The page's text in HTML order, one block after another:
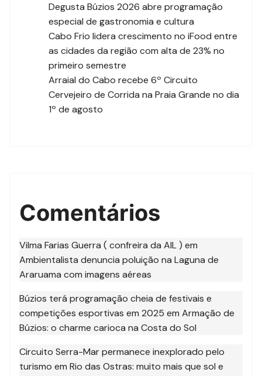
Degusta Búzios 2026 abre programação
especial de gastronomia e cultura
Cabo Frio lidera crescimento no iFood entre
as cidades da região com alta de 23% no
primeiro semestre
Arraial do Cabo recebe 6º Circuito
Cervejeiro de Corrida na Praia Grande no dia
1º de agosto
Comentários
Vilma Farias Guerra ( confreira da AIL ) em
Ambientalista denuncia poluição na Laguna de
Araruama com imagens aéreas
Búzios terá programação cheia de festivais e
competições esportivas em 2025 emArmação de
Búzios: o charme carioca na Costa do Sol
Circuito Serra-Mar permanece inexplorado pelo
turismo emRio das Ostras: muito mais que sol e